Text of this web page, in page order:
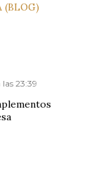
(BLOG)
23:39